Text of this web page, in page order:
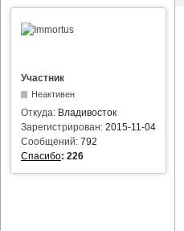
Участник
Неактивен
Откуда: Владивосток
Зарегистрирован: 2015-11-04
Сообщений: 792
Спасибо: 226